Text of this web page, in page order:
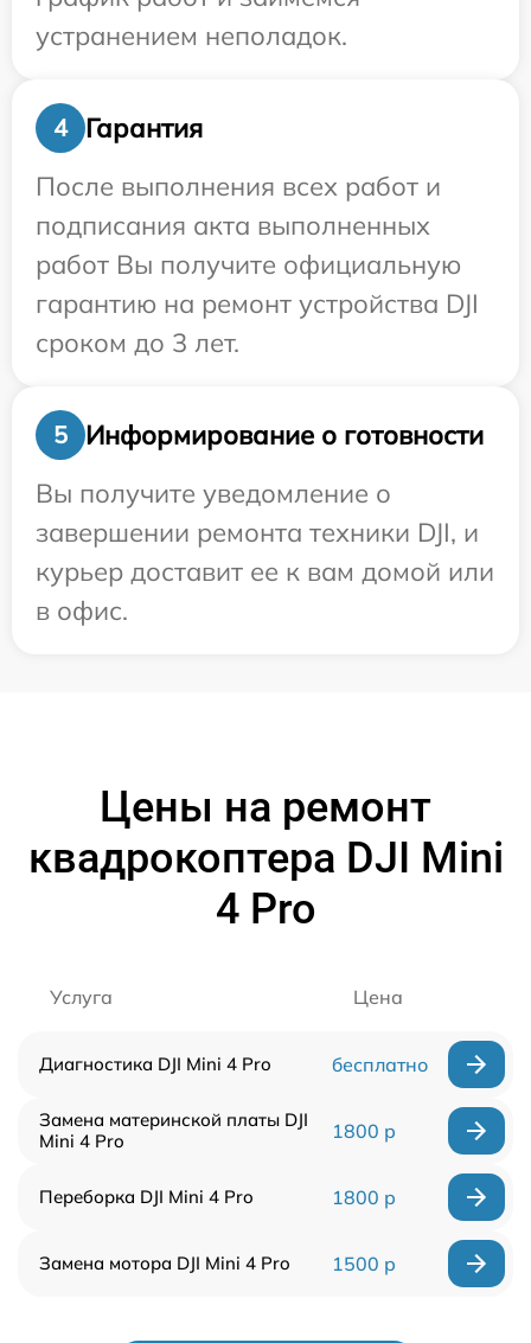
устранением неполадок.
4
Гарантия
После выполнения всех работ и
подписания акта выполненных
работ Вы получите официальную
гарантию на ремонт устройства DJI
сроком до 3 лет.
5
Информирование о готовности
Вы получите уведомление о
завершении ремонта техники DJI, и
курьер доставит ее к вам домой или
в офис.
Цены на ремонт
квадрокоптера DJI Mini
4 Pro
Услуга Цена
Диагностика DJI Mini 4 Pro бесплатно
Замена материнской платы DJI
Mini 4 Pro
1800 р
Переборка DJI Mini 4 Pro 1800 р
Замена мотора DJI Mini 4 Pro 1500 р